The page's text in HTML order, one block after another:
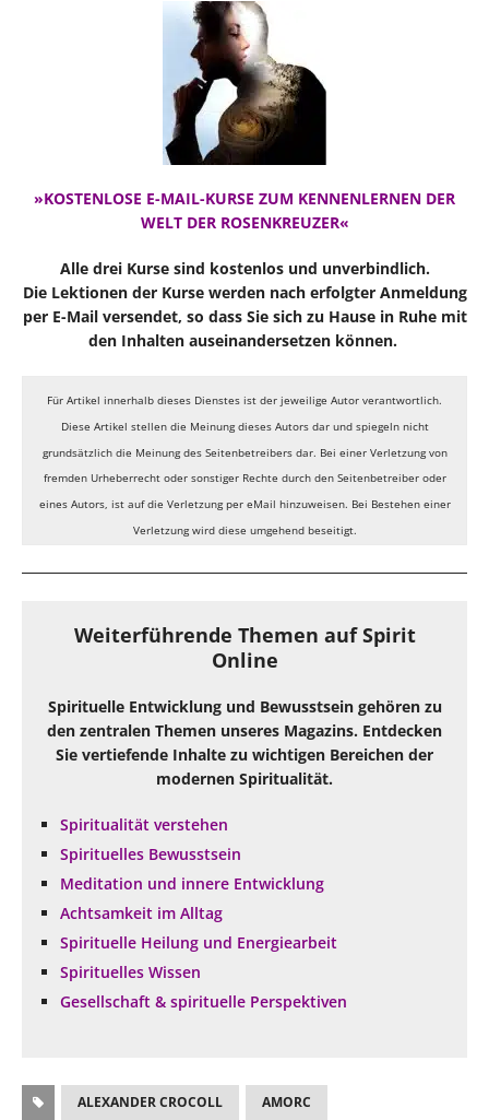
»KOSTENLOSE E-MAIL-KURSE ZUM KENNENLERNEN DER
WELT DER ROSENKREUZER«
Alle drei Kurse sind kostenlos und unverbindlich.
Die Lektionen der Kurse werden nach erfolgter Anmeldung
per E-Mail versendet, so dass Sie sich zu Hause in Ruhe mit
den Inhalten auseinandersetzen können.
Für Artikel innerhalb dieses Dienstes ist der jeweilige Autor verantwortlich.
Diese Artikel stellen die Meinung dieses Autors dar und spiegeln nicht
grundsätzlich die Meinung des Seitenbetreibers dar. Bei einer Verletzung von
fremden Urheberrecht oder sonstiger Rechte durch den Seitenbetreiber oder
eines Autors, ist auf die Verletzung per eMail hinzuweisen. Bei Bestehen einer
Verletzung wird diese umgehend beseitigt.
Weiterführende Themen auf Spirit
Online
Spirituelle Entwicklung und Bewusstsein gehören zu
den zentralen Themen unseres Magazins. Entdecken
Sie vertiefende Inhalte zu wichtigen Bereichen der
modernen Spiritualität.
Spiritualität verstehen
Spirituelles Bewusstsein
Meditation und innere Entwicklung
Achtsamkeit im Alltag
Spirituelle Heilung und Energiearbeit
Spirituelles Wissen
Gesellschaft & spirituelle Perspektiven
ALEXANDER CROCOLL AMORC